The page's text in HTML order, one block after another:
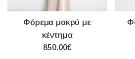
Φόρεμα μακρύ με
κέντημα
850.00€